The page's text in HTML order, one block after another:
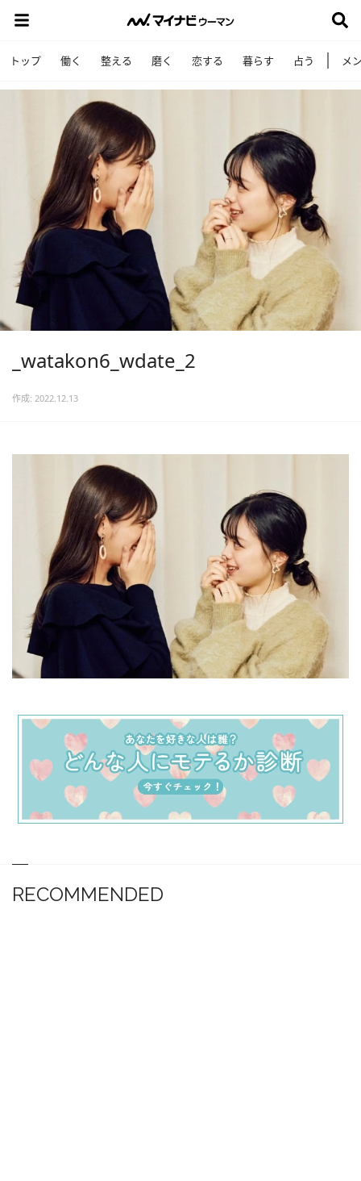
トップ 働く 整える 磨く 恋する 暮らす 占う メ
_watakon6_wdate_2
作成: 2022.12.13
RECOMMENDED